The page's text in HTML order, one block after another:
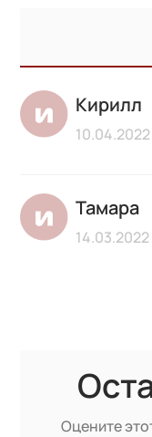
Кирилл
10.04.2022
Тамара
14.03.2022
Оцените